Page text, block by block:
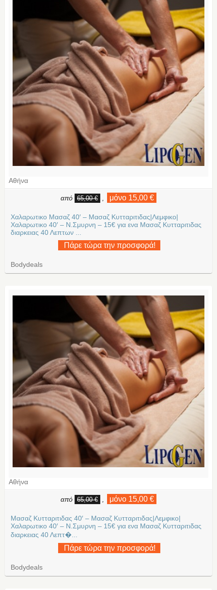
Αθήνα
από 65,00 € μόνο 15,00 €
Χαλαρωτικο Μασαζ 40′ – Μασαζ Κυτταριτιδας|Λεμφικο|
Χαλαρωτικο 40′ – Ν.Σμυρνη – 15€ για ενα Μασαζ Κυτταριτιδας
διαρκειας 40 Λεπτων ...
Πάρε τώρα την προσφορά!
Bodydeals
Αθήνα
από 65,00 € μόνο 15,00 €
Μασαζ Κυτταριτιδας 40′ – Μασαζ Κυτταριτιδας|Λεμφικο|
Χαλαρωτικο 40′ – Ν.Σμυρνη – 15€ για ενα Μασαζ Κυτταριτιδας
διαρκειας 40 Λεπτ�...
Πάρε τώρα την προσφορά!
Bodydeals